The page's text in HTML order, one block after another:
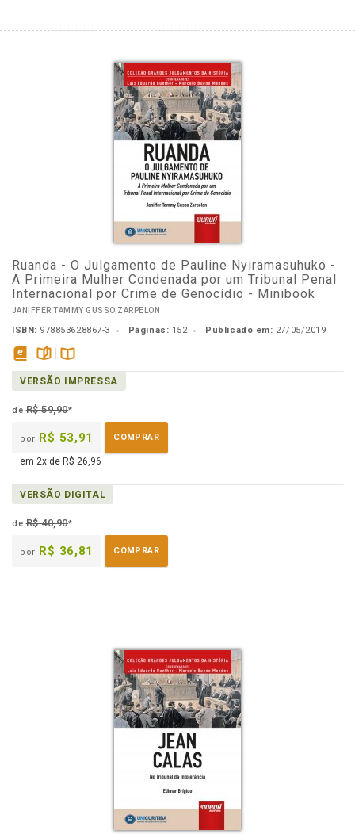
Ruanda - O Julgamento de Pauline Nyiramasuhuko -
A Primeira Mulher Condenada por um Tribunal Penal
Internacional por Crime de Genocídio - Minibook
JANIFFER TAMMY GUSSO ZARPELON
ISBN: 978853628867-3 Páginas: 152 Publicado em: 27/05/2019
disponível
em
páginasDisponível
na
VERSÃO IMPRESSA
deR$ 59,90*
por R$ 53,91 COMPRAR
em 2x de R$ 26,96
VERSÃO DIGITAL
deR$ 40,90*
por R$ 36,81 COMPRAR